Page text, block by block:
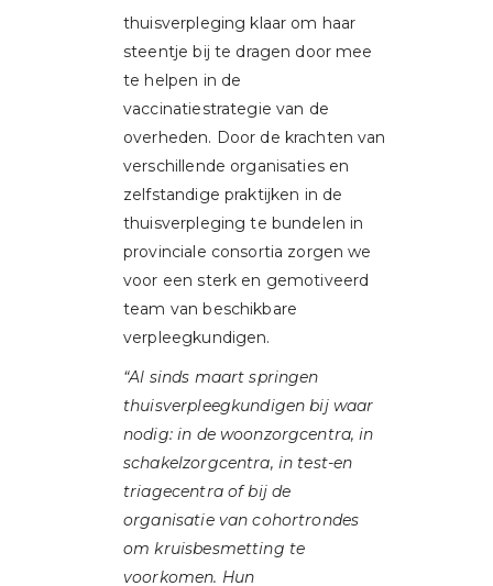
thuisverpleging klaar om haar
steentje bij te dragen door mee
te helpen in de
vaccinatiestrategie van de
overheden. Door de krachten van
verschillende organisaties en
zelfstandige praktijken in de
thuisverpleging te bundelen in
provinciale consortia zorgen we
voor een sterk en gemotiveerd
team van beschikbare
verpleegkundigen.
“Al sinds maart springen
thuisverpleegkundigen bij waar
nodig: in de woonzorgcentra, in
schakelzorgcentra, in test-en
triagecentra of bij de
organisatie van cohortrondes
om kruisbesmetting te
voorkomen. Hun